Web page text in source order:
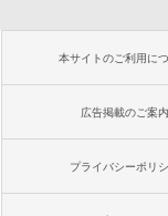
本サイトのご利用に
広告掲載のご案内
プライバシーポリ